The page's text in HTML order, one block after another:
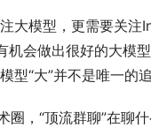
大模型，更需要关
会做出很好的大模
“大”并不是唯一的
，“顶流群聊”在聊